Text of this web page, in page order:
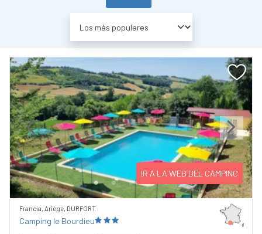
Previous Next
IR A LA WEB DEL CAMPING
Francia, Ariège, DURFORT
Camping le Bourdieu